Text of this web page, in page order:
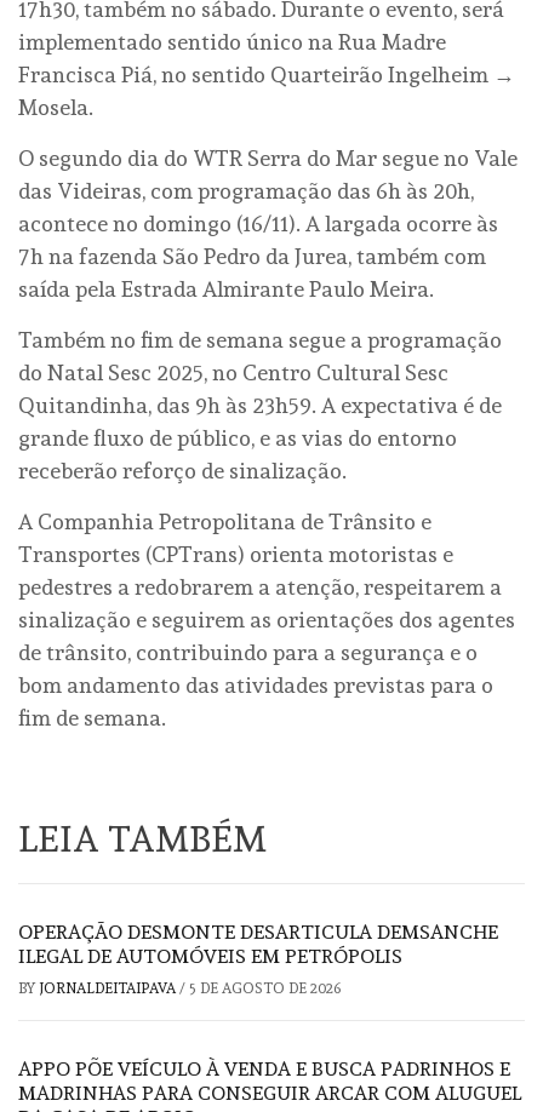
17h30, também no sábado. Durante o evento, será
implementado sentido único na Rua Madre
Francisca Piá, no sentido Quarteirão Ingelheim →
Mosela.
O segundo dia do WTR Serra do Mar segue no Vale
das Videiras, com programação das 6h às 20h,
acontece no domingo (16/11). A largada ocorre às
7h na fazenda São Pedro da Jurea, também com
saída pela Estrada Almirante Paulo Meira.
Também no fim de semana segue a programação
do Natal Sesc 2025, no Centro Cultural Sesc
Quitandinha, das 9h às 23h59. A expectativa é de
grande fluxo de público, e as vias do entorno
receberão reforço de sinalização.
A Companhia Petropolitana de Trânsito e
Transportes (CPTrans) orienta motoristas e
pedestres a redobrarem a atenção, respeitarem a
sinalização e seguirem as orientações dos agentes
de trânsito, contribuindo para a segurança e o
bom andamento das atividades previstas para o
fim de semana.
LEIA TAMBÉM
OPERAÇÃO DESMONTE DESARTICULA DEMSANCHE
ILEGAL DE AUTOMÓVEIS EM PETRÓPOLIS
BY JORNALDEITAIPAVA / 5 DE AGOSTO DE 2026
APPO PÕE VEÍCULO À VENDA E BUSCA PADRINHOS E
MADRINHAS PARA CONSEGUIR ARCAR COM ALUGUEL